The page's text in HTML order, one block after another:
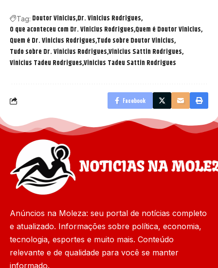
Tag: Doutor Vinicius Dr. Vinicius Rodrigues
O que aconteceu com Dr. Vinicius Rodrigues Quem é Doutor Vinicius
Quem é Dr. Vinicius Rodrigues Tudo sobre Doutor Vinicius
Tudo sobre Dr. Vinicius RodriguesVinicius Sattin Rodrigues
Vinicius Tadeu RodriguesVinicius Tadeu Sattin Rodrigues
Facebook
Anúncios na Moleza: seu portal de notícias completo
e atualizado. Informações sobre política, economia,
tecnologia, esportes e muito mais. Conteúdo
relevante e de qualidade para você se manter
informado.